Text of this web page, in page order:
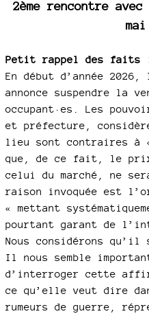
2ème rencontre
Petit rappel des faits
En début d’année
annonce suspendre la
occupant·es. Les
et préfecture,
lieu sont contraires à
que, de ce fait, le
celui du marché, ne
raison invoquée est
« mettant
pourtant garant de
Nous considérons qu’il
Il nous semble
d’interroger cette
ce qu’elle veut dire
rumeurs de guerre,